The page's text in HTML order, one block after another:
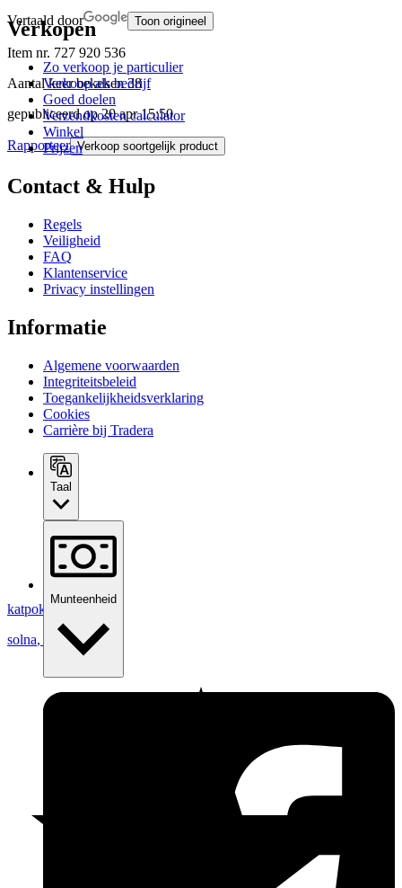
Vertaald door Toon origineel
Item nr. 727 920 536
Aantal keer bekeken 38
gepubliceerd op 20 apr 15:50
Rapporteer Verkoop soortgelijk product
katpok
solna, Zweden
Verkopen
Zo verkoop je particulier
Verkoop als bedrijf
Goed doelen
Verzendkosten calculator
Winkel
Prijzen
Contact & Hulp
Regels
Veiligheid
FAQ
Klantenservice
Privacy instellingen
Informatie
Algemene voorwaarden
Integriteitsbeleid
Toegankelijkheidsverklaring
Cookies
Carrière bij Tradera
Taal
Munteenheid